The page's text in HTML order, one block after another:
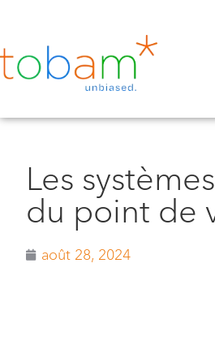
Les
du point de
août 28, 2024